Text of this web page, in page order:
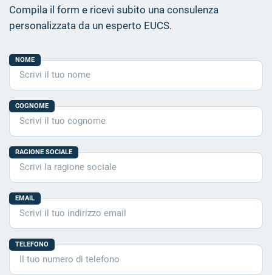
Compila il form e ricevi subito una consulenza
personalizzata da un esperto EUCS.
NOME
COGNOME
RAGIONE SOCIALE
EMAIL
TELEFONO